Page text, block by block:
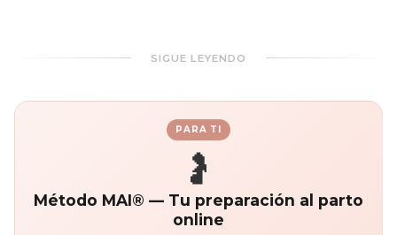
SIGUE LEYENDO
PARA TI
🤰
Método MAI® — Tu preparación al parto
online